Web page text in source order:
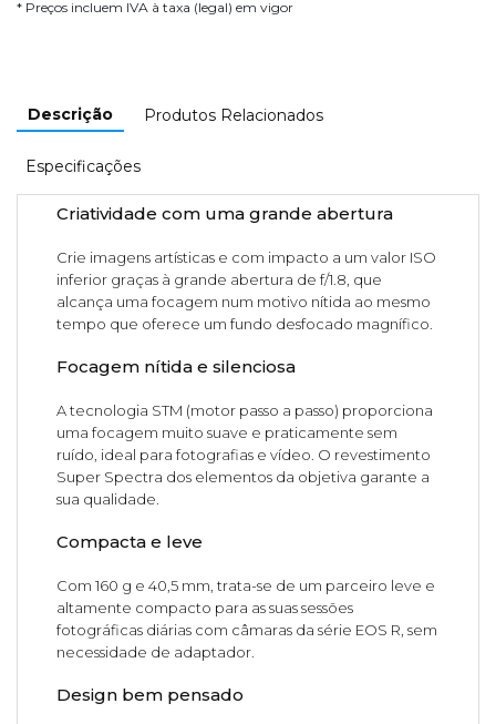
* Preços incluem IVA à taxa (legal) em vigor
Descrição Produtos Relacionados
Especificações
Criatividade com uma grande abertura
Crie imagens artísticas e com impacto a um valor ISO
inferior graças à grande abertura de f/1.8, que
alcança uma focagem num motivo nítida ao mesmo
tempo que oferece um fundo desfocado magnífico.
Focagem nítida e silenciosa
A tecnologia STM (motor passo a passo) proporciona
uma focagem muito suave e praticamente sem
ruído, ideal para fotografias e vídeo. O revestimento
Super Spectra dos elementos da objetiva garante a
sua qualidade.
Compacta e leve
Com 160 g e 40,5 mm, trata-se de um parceiro leve e
altamente compacto para as suas sessões
fotográficas diárias com câmaras da série EOS R, sem
necessidade de adaptador.
Design bem pensado